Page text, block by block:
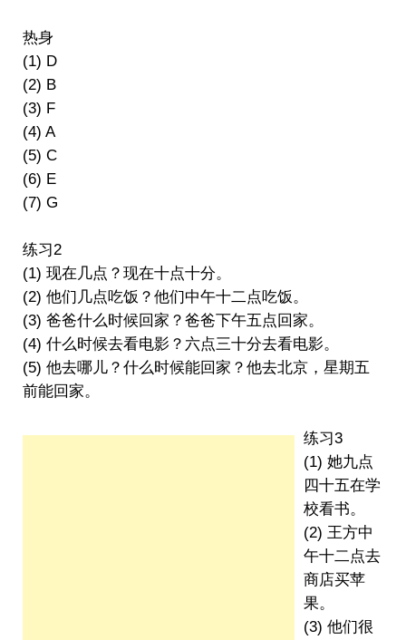
热身
(1) D
(2) B
(3) F
(4) A
(5) C
(6) E
(7) G
练习2
(1) 现在几点？现在十点十分。
(2) 他们几点吃饭？他们中午十二点吃饭。
(3) 爸爸什么时候回家？爸爸下午五点回家。
(4) 什么时候去看电影？六点三十分去看电影。
(5) 他去哪儿？什么时候能回家？他去北京，星期五
前能回家。
练习3
(1) 她九点
四十五在学
校看书。
(2) 王方中
午十二点去
商店买苹
果。
(3) 他们很